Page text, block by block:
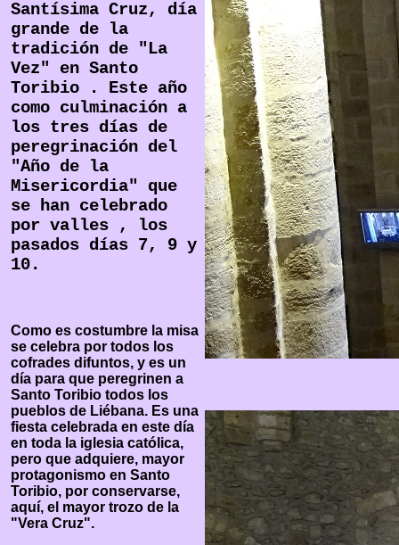
Santísima Cruz, día
grande de la
tradición de "La
Vez" en Santo
Toribio . Este año
como culminación a
los tres días de
peregrinación del
"Año de la
Misericordia" que
se han celebrado
por valles , los
pasados días 7, 9 y
10.
Como es costumbre la misa
se celebra por todos los
cofrades difuntos, y es un
día para que peregrinen a
Santo Toribio todos los
pueblos de Liébana. Es una
fiesta celebrada en este día
en toda la iglesia católica,
pero que adquiere, mayor
protagonismo en Santo
Toribio, por conservarse,
aquí, el mayor trozo de la
"Vera Cruz".